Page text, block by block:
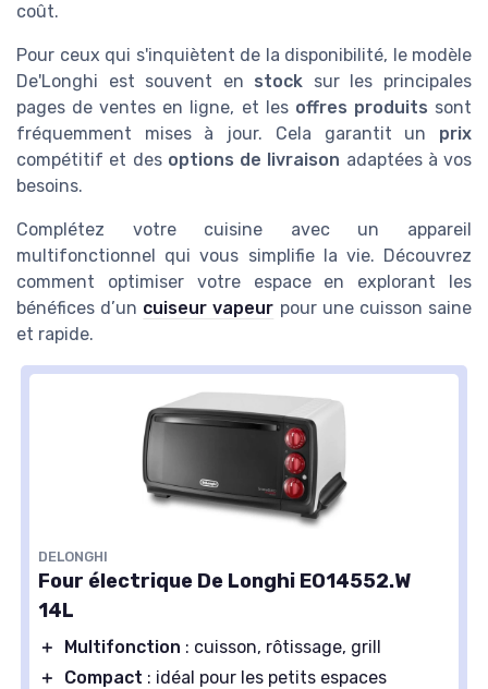
coût.
Pour ceux qui s'inquiètent de la disponibilité, le modèle
De'Longhi est souvent en stock sur les principales
pages de ventes en ligne, et les offres produits sont
fréquemment mises à jour. Cela garantit un prix
compétitif et des options de livraison adaptées à vos
besoins.
Complétez votre cuisine avec un appareil
multifonctionnel qui vous simplifie la vie. Découvrez
comment optimiser votre espace en explorant les
bénéfices d’un cuiseur vapeur pour une cuisson saine
et rapide.
DELONGHI
Four électrique De Longhi EO14552.W
14L
＋ Multifonction : cuisson, rôtissage, grill
＋
Compact : idéal pour les petits espaces